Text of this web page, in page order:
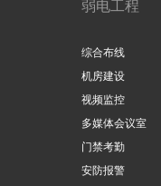
弱电工程
综合布线
机房建设
视频监控
多媒体会议室
门禁考勤
安防报警